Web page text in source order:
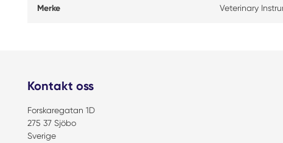
Merke Veterinary
Kontakt oss
Forskaregatan 1D
275 37 Sjöbo
Sverige